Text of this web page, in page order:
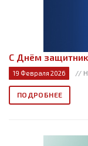
С Днём
19 Февраля 2026 //
ПОДРОБНЕЕ